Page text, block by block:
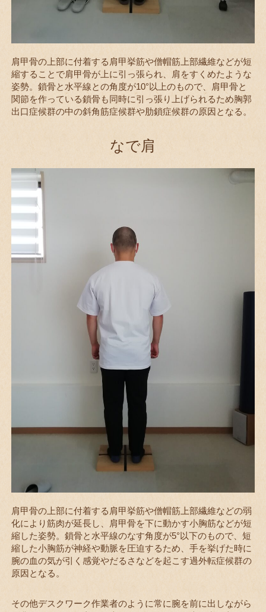
肩甲骨の上部に付着する肩甲挙筋や僧帽筋上部繊維などが短
縮することで肩甲骨が上に引っ張られ、肩をすくめたような
姿勢。鎖骨と水平線との角度が10°以上のもので、肩甲骨と
関節を作っている鎖骨も同時に引っ張り上げられるため胸郭
出口症候群の中の斜角筋症候群や肋鎖症候群の原因となる。
なで肩
肩甲骨の上部に付着する肩甲挙筋や僧帽筋上部繊維などの弱
化により筋肉が延長し、肩甲骨を下に動かす小胸筋などが短
縮した姿勢。鎖骨と水平線のなす角度が5°以下のもので、短
縮した小胸筋が神経や動脈を圧迫するため、手を挙げた時に
腕の血の気が引く感覚やだるさなどを起こす過外転症候群の
原因となる。
その他デスクワーク作業者のように常に腕を前に出しながら